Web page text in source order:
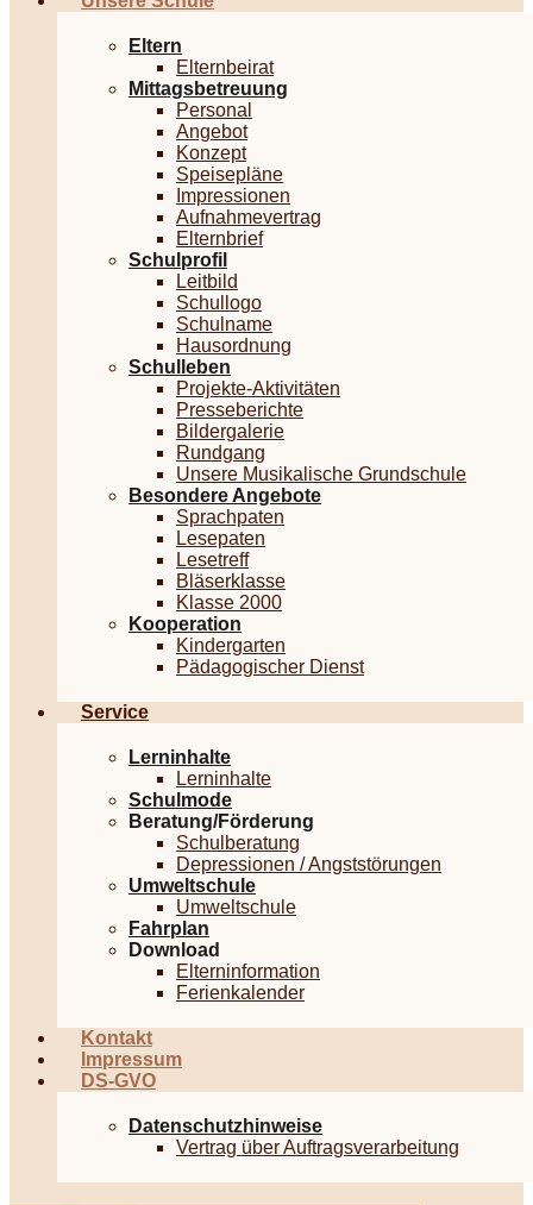
Eltern
Elternbeirat
Mittagsbetreuung
Personal
Angebot
Konzept
Speisepläne
Impressionen
Aufnahmevertrag
Elternbrief
Schulprofil
Leitbild
Schullogo
Schulname
Hausordnung
Schulleben
Projekte-Aktivitäten
Presseberichte
Bildergalerie
Rundgang
Unsere Musikalische Grundschule
Besondere Angebote
Sprachpaten
Lesepaten
Lesetreff
Bläserklasse
Klasse 2000
Kooperation
Kindergarten
Pädagogischer Dienst
Service
Lerninhalte
Lerninhalte
Schulmode
Beratung/Förderung
Schulberatung
Depressionen / Angststörungen
Umweltschule
Umweltschule
Fahrplan
Download
Elterninformation
Ferienkalender
Kontakt
Impressum
DS-GVO
Datenschutzhinweise
Vertrag über Auftragsverarbeitung